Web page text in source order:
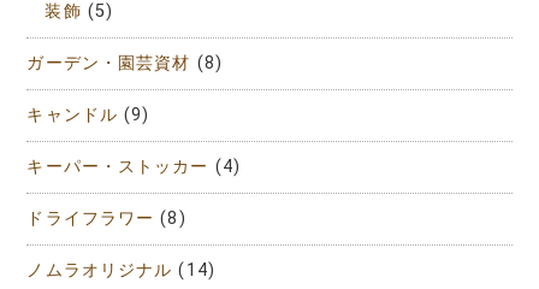
装飾 (5)
ガーデン・園芸資材 (8)
キャンドル (9)
キーパー・ストッカー (4)
ドライフラワー (8)
ノムラオリジナル (14)